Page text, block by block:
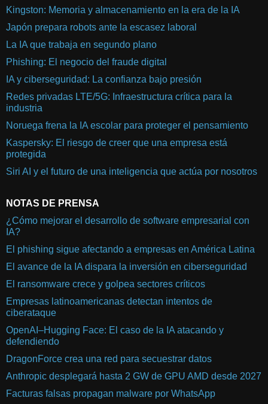
Kingston: Memoria y almacenamiento en la era de la IA
Japón prepara robots ante la escasez laboral
La IA que trabaja en segundo plano
Phishing: El negocio del fraude digital
IA y ciberseguridad: La confianza bajo presión
Redes privadas LTE/5G: Infraestructura crítica para la
industria
Noruega frena la IA escolar para proteger el pensamiento
Kaspersky: El riesgo de creer que una empresa está
protegida
Siri AI y el futuro de una inteligencia que actúa por nosotros
NOTAS DE PRENSA
¿Cómo mejorar el desarrollo de software empresarial con
IA?
El phishing sigue afectando a empresas en América Latina
El avance de la IA dispara la inversión en ciberseguridad
El ransomware crece y golpea sectores críticos
Empresas latinoamericanas detectan intentos de
ciberataque
OpenAI–Hugging Face: El caso de la IA atacando y
defendiendo
DragonForce crea una red para secuestrar datos
Anthropic desplegará hasta 2 GW de GPU AMD desde 2027
Facturas falsas propagan malware por WhatsApp